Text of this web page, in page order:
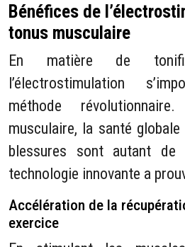
Bénéfices de
tonus musculaire
En matière de
l’électrostimulation
méthode
musculaire, la santé
blessures sont autant de
technologie innovante a
Accélération de la
exercice